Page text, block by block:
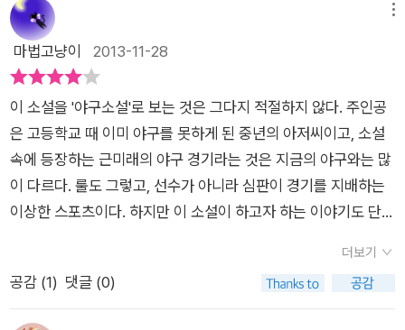
마법고냥이 2013-11-28
이 소설을 '야구소설'로 보는 것은 그다지 적절하지 않다. 주인공
은 고등학교 때 이미 야구를 못하게 된 중년의 아저씨이고, 소설
속에 등장하는 근미래의 야구 경기라는 것은 지금의 야구와는 많
이 다르다. 룰도 그렇고, 선수가 아니라 심판이 경기를 지배하는
이상한 스포츠이다. 하지만 이 소설이 하고자 하는 이야기도 단순
야구를 잘 모르는 독자들에게 더 재미있게 읽힐지도 모른다는 생
각이 들었다. '야구가 죽었다'라는, 야구팬의 심장에 빈볼을 던지
더보기
공감 (1) 댓글 (0)